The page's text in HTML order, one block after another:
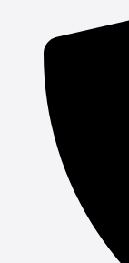
indholdet